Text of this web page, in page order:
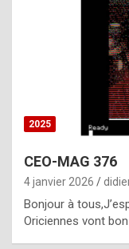
2025
CEO-MAG 376
4 janvier 2026
Bonjour à
Oriciennes vont